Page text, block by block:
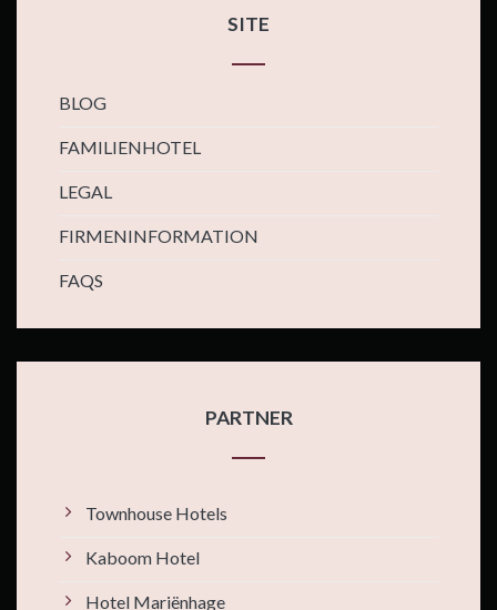
SITE
BLOG
FAMILIENHOTEL
LEGAL
FIRMENINFORMATION
FAQS
PARTNER
Townhouse Hotels
Kaboom Hotel
Hotel Mariënhage